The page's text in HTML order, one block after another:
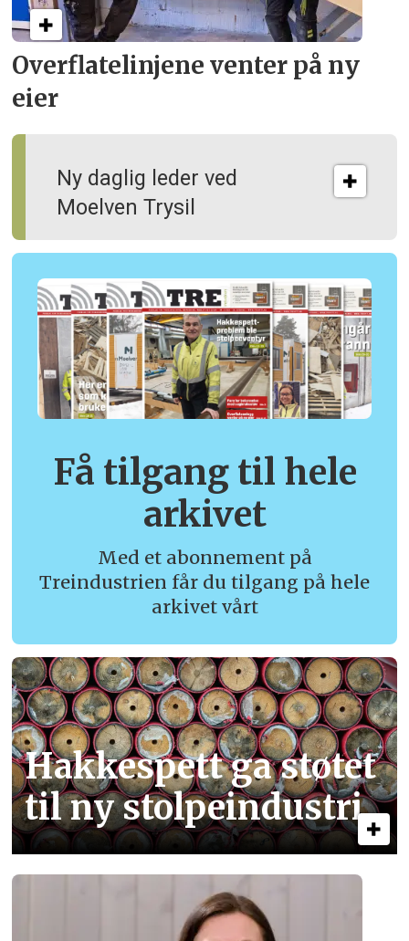
Overflate­linjene venter på ny
eier
Ny daglig leder ved
Moelven Trysil
Få tilgang til hele
arkivet
Med et abonnement på
Treindustrien får du tilgang på hele
arkivet vårt
Hakkespett ga støtet
til ny stolpe­industri